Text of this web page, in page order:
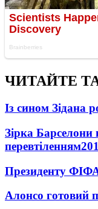
ЧИТАЙТЕ
Із сином Зідана
Зірка Барселони
перевтіленням
Президенту
Алонсо готовий